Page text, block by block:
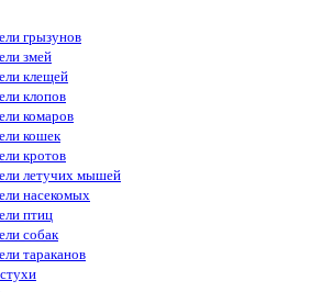
грызунов
змей
клещей
клопов
комаров
кошек
кротов
летучих мышей
насекомых
птиц
собак
тараканов